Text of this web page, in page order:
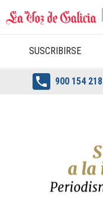
SUSCRIBIRSE
 900 154 218